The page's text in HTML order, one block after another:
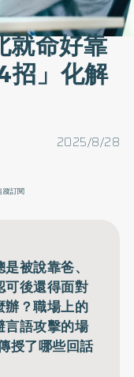
就命好靠
招」化解
2025/8/28
蹤訂閱
被說靠爸、
可後還得面對
辦？職場上的
言語攻擊的場
授了哪些回話